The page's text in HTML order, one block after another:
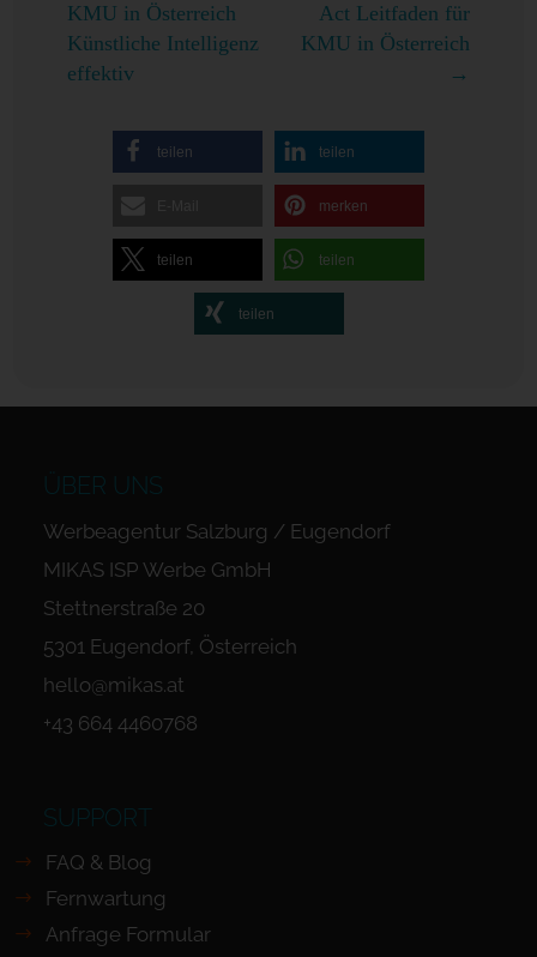
KMU in Österreich
Künstliche Intelligenz
effektiv
Act Leitfaden für
KMU in Österreich
→
teilen teilen
merken
teilen teilen
teilen
ÜBER UNS
Werbeagentur Salzburg / Eugendorf
MIKAS ISP Werbe GmbH
Stettnerstraße 20
5301 Eugendorf, Österreich
hello@mikas.at
+43 664 4460768
SUPPORT
FAQ & Blog
Fernwartung
Anfrage Formular